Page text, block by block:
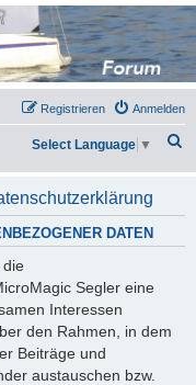
Anmelden
Registrieren
h
e
Select Language ▼
DATEN
die
Segler eine
Interessen
den Rahmen, in dem
Beiträge und
austauschen bzw.